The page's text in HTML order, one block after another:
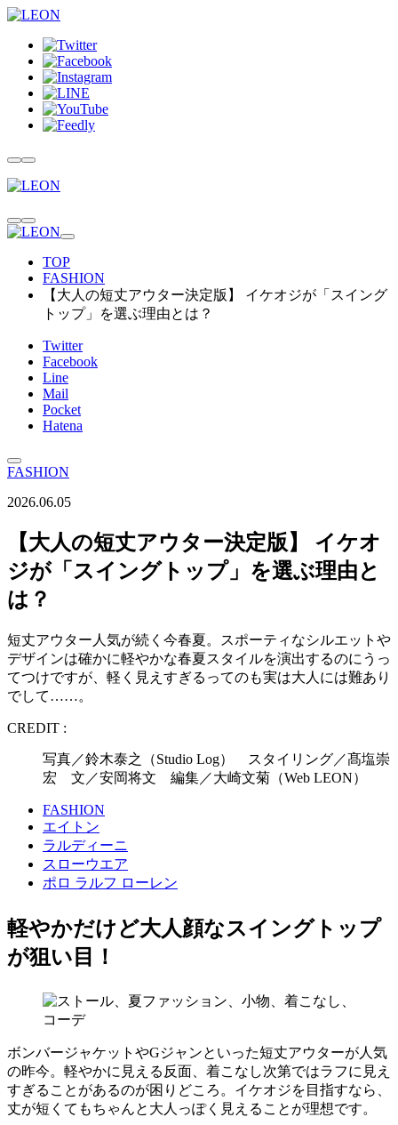
TOP
FASHION
【大人の短丈アウター決定版】 イケオジが「スイング
トップ」を選ぶ理由とは？
Twitter
Facebook
Line
Mail
Pocket
Hatena
FASHION
2026.06.05
【大人の短丈アウター決定版】 イケオ
ジが「スイングトップ」を選ぶ理由と
は？
短丈アウター人気が続く今春夏。スポーティなシルエットや
デザインは確かに軽やかな春夏スタイルを演出するのにうっ
てつけですが、軽く見えすぎるってのも実は大人には難あり
でして……。
CREDIT :
写真／鈴木泰之（Studio Log） スタイリング／髙塩崇
宏 文／安岡将文 編集／大崎文菊（Web LEON）
FASHION
エイトン
ラルディーニ
スローウエア
ポロ ラルフ ローレン
軽やかだけど大人顔なスイングトップ
が狙い目！
ボンバージャケットやGジャンといった短丈アウターが人気
の昨今。軽やかに見える反面、着こなし次第ではラフに見え
すぎることがあるのが困りどころ。イケオジを目指すなら、
丈が短くてもちゃんと大人っぽく見えることが理想です。